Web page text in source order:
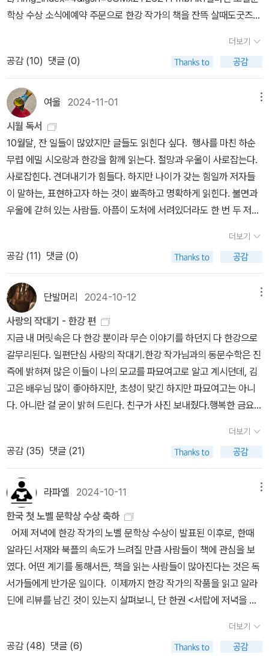
have re-lived this moment of wonder, again and again. Foll
owing the thread of language into the depths of another h
eart, an encounter with another interior. Taking my most vi
tal, and most urgent questions, trusting them to that threa
child, I have wanted to know. The reason we are born. The
reason suffering and love exist. These questions have bee
n asked by literature for thousands of years, and continue
to be asked today. What is the meaning of our brief stay in
this world? How difficult is it for us to remain human, come
what may? In the darkest night, there is language that asks
what we are made of, that insists on imagining into the first
person perspectives of the people and living beings that in
r. Literature that deals in this language inevitably holds a ki
nd of body heat. Just as inevitably, the work of reading an
d writing literature stands in opposition to all acts that dest
roy life. I would like to share the meaning of this award, whi
ch is for literature, with you — standing here together. Tha
nk you.여덟 살 때의 어느 날을 기억합니다. 주산학원의 오후 수업을
마치고 나오자마자 소나기가 퍼붓기 시작했습니다.맹렬한 기세여서,
이십여 명의 아이들이 현관 처마 아래 모여 서서 비가 그치길 기다렸
습니다.도로 맞은편에도 비슷한 건물이 있었는데, 마치 거울을 보는
듯 그 처마 아래에서도 수십 명의 사람들이 나오지 못하고 서 있는 모
습이 보였습니다.쏟아지는 빗발을 보며, 팔과 종아리를 적시는 습기
가 저 비를 보듯 저 사람들 하나하나가 비를 보고 있다.내가 얼굴에 느
끼는 습기를 저들도 감각하고 있다.그건 수많은 일인칭들을 경험한
경이의 순간이었습니다.돌아보면 제가 문학을 읽고 써온 모든 시간
동안 이 경이의 순간을 되풀이해 경험하고 있었던 것 같습니다.언어
라는 실을 통해 타인들의 폐부까지 흘러들어가 내면을 만나는 경험.
내 중요하고 절실한 질문들을 꺼내 그 실에 실어, 타인들을 향해 전류
처럼 흘려 내보내는 경험.어렸을 때부터 궁금했습니다. 우리는 왜 태
어났는지. 왜 고통과 사랑이 존재하는지.그것들은 수천 년 동안 문학
이 던졌고, 지금도 던지고 있는 질문들입니다. 우리가 이 세계에 잠시
머무는 의미는 무엇일까요?이 세계에서 우리가 끝끝내 인간으로 남
는다는 건 얼마나 어려운 일일까요?가장 어두운 밤에 우리의 본성에
대해 질문하는, 이 행성에 깃들인 사람들과 생명체들의 일인칭을 끈
학상 수상 소식에예약 주문으로 한강 작가의 책을 잔뜩 살때도굿즈
제나 진리,다이어리 쓰지는 않지만이상하게 탐나잖아요.게다가 애착
담요는 겨울 필수품!거기에 스누피와 무민이라니이건 진짜 너무하잖
아요.ㅋㅋ아무튼 5만원이상 주문이라니아직 사지 못한 한강작가 책
과선물용으로 또 한강작가 책을 주섬주섬 챙기고 있습니다.세상에서
제일 예쁜 쓰레기라지만다이어리랑 담요는 필요하니까!ㅋㅋ
더보기
공감 (10) 댓글 (0)
여울 2024-11-01
시월 독서
10월달, 잔 일들이 많았지만 글들도 읽힌다 싶다. 행사를 마친 하순
무렵 에밀 시오랑과 한강을 함께 읽는다. 절망과 우울이 사로잡는다.
사로잡힌다. 견뎌내기가 힘들다. 하지만 나이가 갖는 힘일까 저자들
이 말하는, 표현하고자 하는 것이 뾰족하고 명확하게 읽힌다. 불면과
우울에 갇혀 있는 사람들. 아픔이 도처에 서려있더라도 한 번 두 저자
뒤 스스로 성숙했음을 느낄 수 있을 것이다. 자란다는 말이 무엇인지
느낄 수 있으리라. 아주 조금이더라도. 다른 독서와 깊이가 다름을 알
아챌 수 있으리라.
더보기
공감 (11) 댓글 (0)
단발머리 2024-10-12
사랑의 작대기 - 한강 편
지금 내 머릿속은 다 한강 뿐이라 무슨 이야기를 하던지 다 한강으로
갈무리된다. 일편단심 사랑의 작대기.한강 작가님과의 동문수학은 진
즉에 밝혀져 많은 이들이 나의 모교를 파묘여고로 알고 계시던데, 김
고은 배우님 많이 좋아하지만, 초성이 맞긴 하지만 파묘여고는 아니
다. 아니란 걸 굳이 밝혀 드린다. 친구가 사진 보내줬다.행복한 금요
카눌레, 자바 칩 프라푸치노를 픽업했다. 1+1 쿠폰을 사용해 음료는
두 잔이었다. 파티를 해야지! 신나게 집으로 돌아와 우리집 최신간 책
이랑 사진을 한 잔 찍고, 한강 작가 아버님의 인터뷰를 큰애랑 같이 보
는데 한승원 작가님이 그러시는거다. '... 하룻밤 만에 글로벌적인, 전
세계적인 감각으로 바뀌어 있더라구요. 러시아, 우크라이나, 또 이스
라엘, 팔레스타인 전쟁이 치열해갔고, 날마다 주검이 실려나가고 그
러는데, 무슨 잔치를 하고, 그, 즐거워서 기자 회견을 할 것이냐고...'
어머, 저는 초코케익 가운데 놓고 파티하고 있는데... 파티를 하지 말
라고 하셨다고요?그리고 이건 퇴근 전에 찍은 우리 학교 복도 사진.
저기 저, 저 멀리 보이는게 도서관이다. 도서관쪽 들어가는 벽에 붙어
있는 걸로 봐서 도서관 사서님이 붙이신 걸로 예상되기는 하는데,
아...한강 작가님 수상에 기뻐하는 사람, 누구세요? 나랑 만나요! 저랑
만나자구요!!이번 노벨문학상 수상 이후에 한강 작가님 인터뷰는 없
더보기
공감 (35) 댓글 (21)
라파엘 2024-10-11
한국 첫 노벨 문학상 수상 축하
어제 저녁에 한강 작가의 노벨 문학상 수상이 발표된 이후로, 한때
알라딘 서재와 북플의 속도가 느려질 만큼 사람들이 책에 관심을 보
였다. 어떤 계기를 통해서든, 책을 읽는 사람들이 많아진다는 것은 독
서가들에게 반가운 일이다. 이제까지 한강 작가의 작품을 읽고 알라
딘에 리뷰를 남긴 것이 있는지 살펴보니, 단 한권 <서랍에 저녁을 넣
을 만점으로 표기하지는 않았다. 충분히 좋은 시집이라고 생각했지
만, 개인적으로 그녀의 글은 시보다 소설이 더 좋다고 생각했기 때문
더보기
공감 (48) 댓글 (6)